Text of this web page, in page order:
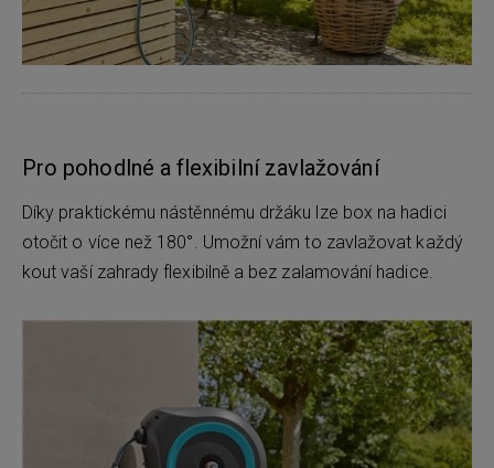
Pro pohodlné a flexibilní zavlažování
Díky praktickému nástěnnému držáku lze box na hadici
otočit o více než 180°. Umožní vám to zavlažovat každý
kout vaší zahrady flexibilně a bez zalamování hadice.